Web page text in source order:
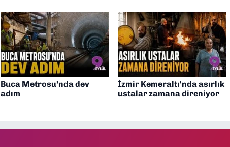
Buca Metrosu’nda dev
adım
İzmir Kemeraltı'nda asırlık
ustalar zamana direniyor